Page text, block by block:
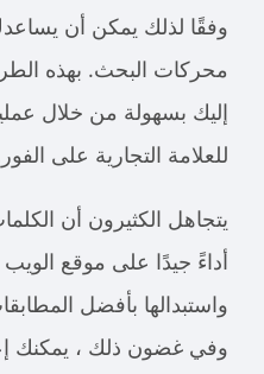
وفقًا لذلك يمكن أن يساعدك
محركات البحث. بهذه
إليك بسهولة من خلال
للعلامة التجارية على الفور.
يتجاهل الكثيرون أن الكلمات
أداءً جيدًا على موقع الويب
واستبدالها بأفضل
وفي غضون ذلك ، يمكنك